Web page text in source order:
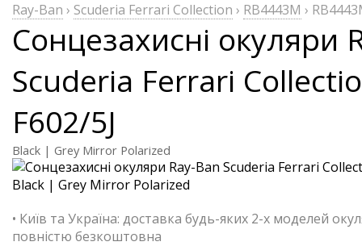
Ray-Ban › Scuderia Ferrari Collection › RB4443M ›
Сонцезахисні окуляри
Scuderia Ferrari
F602/5J
Black | Grey Mirror Polarized
• Київ та Україна: доставка будь-яких 2-х моделей
повністю безкоштовна